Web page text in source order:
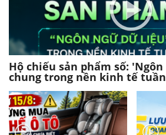
Hộ chiếu sản phẩm số:
chung trong nền kinh tế